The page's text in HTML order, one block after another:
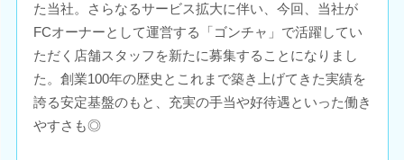
た当社。さらなるサービス拡大に伴い、今回、当社が
FCオーナーとして運営する「ゴンチャ」で活躍してい
ただく店舗スタッフを新たに募集することになりまし
た。創業100年の歴史とこれまで築き上げてきた実績を
誇る安定基盤のもと、充実の手当や好待遇といった働き
やすさも◎